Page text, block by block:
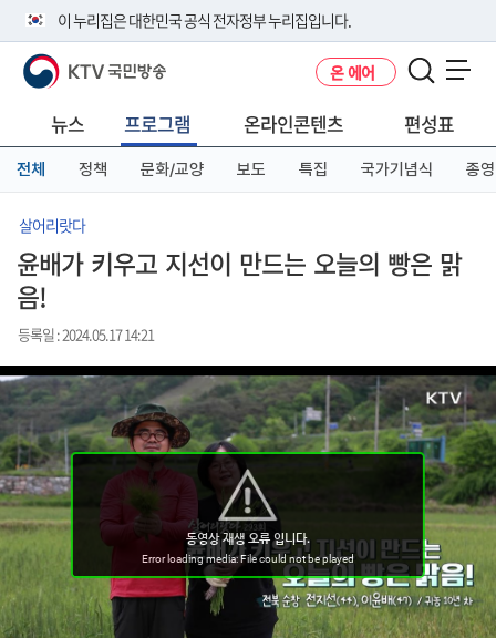
이 누리집은 대한민국 공식 전자정부 누리집입니다.
공식 누리집 주소 확인하기
니다.
이밖에 or.kr 또는 .kr등 다른 도메인 주소를 사용하고 있다면 아래 URL에
서 도메인 주소를 확인해 보세요
KTV 국민방송 온 에어
뉴스 프로그램 온라인콘텐츠 편성표
전체 정책 문화/교양 보도 특집 국가기념식 종영
살어리랏다
윤배가 키우고 지선이 만드는 오늘의 빵은 맑
음!
등록일 : 2024.05.17 14:21